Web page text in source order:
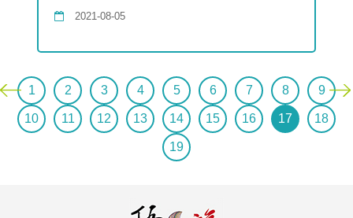
2021-08-05
1 2 3 4 5 6 7 8 9
10 11 12 13 14 15 16 17 18
19